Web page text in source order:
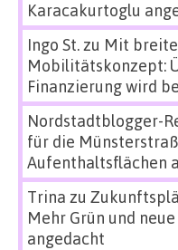
Karacakurtoglu
Ingo St.zu Mit
Mobilitätskonzept:
Finanzierung wird
Nordstadtblogger-
für die
Aufenthaltsflächen
Trina zu
Mehr Grün und
angedacht